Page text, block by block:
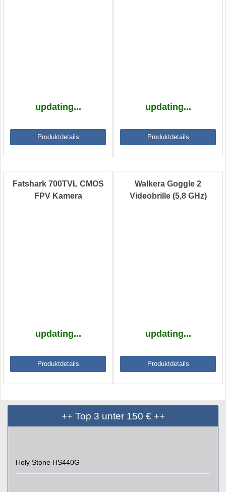
updating...
Produktdetails
updating...
Produktdetails
Fatshark 700TVL CMOS
FPV Kamera
updating...
Produktdetails
Walkera Goggle 2
Videobrille (5,8 GHz)
updating...
Produktdetails
++ Top 3 unter 150 € ++
Holy Stone HS440G